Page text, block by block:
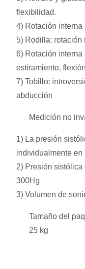
flexibilidad.
4) Rotación interna
5) Rodilla: rotación
6) Rotación
estiramiento, flexión
7) Tobillo:
abducción
Medición no
1) La presión
individualmente en
2) Presión
300Hg
3) Volumen de
Tamaño del
25 kg